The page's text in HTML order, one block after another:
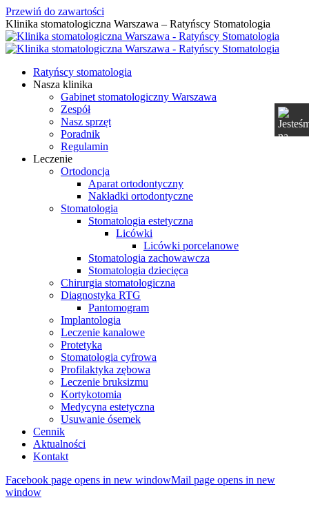
Przewiń do zawartości
Klinika stomatologiczna Warszawa – Ratyńscy Stomatologia
Ratyńscy stomatologia
Nasza klinika
Gabinet stomatologiczny Warszawa
Zespół
Nasz sprzęt
Poradnik
Regulamin
Leczenie
Ortodoncja
Aparat ortodontyczny
Nakładki ortodontyczne
Stomatologia
Stomatologia estetyczna
Licówki
Licówki porcelanowe
Stomatologia zachowawcza
Stomatologia dziecięca
Chirurgia stomatologiczna
Diagnostyka RTG
Pantomogram
Implantologia
Leczenie kanalowe
Protetyka
Stomatologia cyfrowa
Profilaktyka zębowa
Leczenie bruksizmu
Kortykotomia
Medycyna estetyczna
Usuwanie ósemek
Cennik
Aktualności
Kontakt
Facebook page opens in new windowMail page opens in new
window